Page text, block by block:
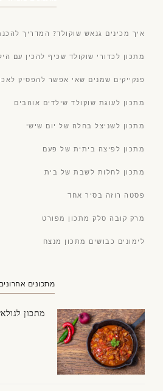
איך מכינים גנאש שוקולד? המדריך
מתכון לכדורי שוקולד שכיף להכין עם
פנקייקים שמנים שאי אפשר להפסיק
מתכון לעוגת שוקולד שילדים אוהבים
מתכון לשניצל בחלה של יום שישי
מתכון לפיצה ביתית של פעם
מתכון לחלות לשבת של בית
פסטה רוזה בסיר אחד
מרק קובה סלק מתכון מפורט
לימונים כבושים מתכון מנצח
מתכונים אחרונים
מתכון